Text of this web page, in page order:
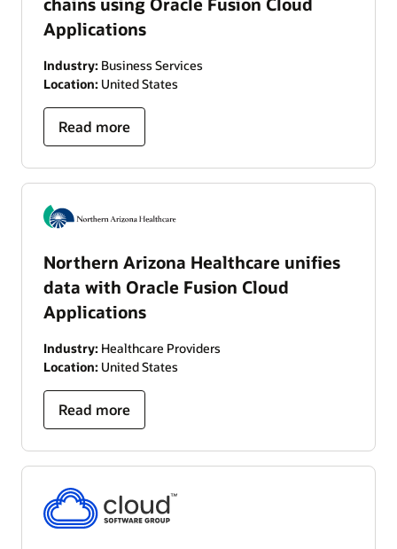
Applications
Industry: Business Services
Location: United States
Read more
Northern Arizona Healthcare unifies
data with Oracle Fusion Cloud
Applications
Industry: Healthcare Providers
Location: United States
Read more